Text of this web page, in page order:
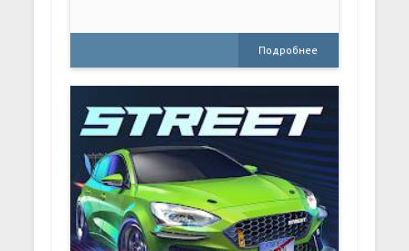
Подробнее